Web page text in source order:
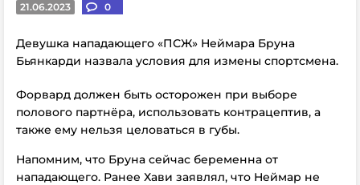
21.06.2023 0
Девушка нападающего «ПСЖ» Неймара Бруна
Бьянкарди назвала условия для измены спортсмена.
Форвард должен быть осторожен при выборе
полового партнёра, использовать контрацептив, а
также ему нельзя целоваться в губы.
Напомним, что Бруна сейчас беременна от
нападающего. Ранее Хави заявлял, что Неймар не